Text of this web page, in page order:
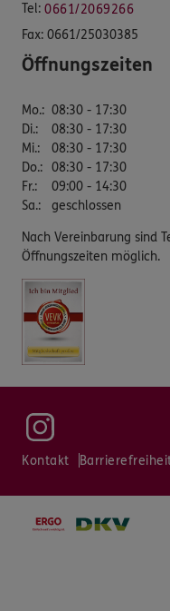
Tel: 0661/2069266
Fax: 0661/25030385
Öffnungszeiten
Mo.: 08:30 - 17:30
Di.:
08:30 - 17:30
Mi.:
08:30 - 17:30
Do.: 08:30 - 17:30
Fr.:
09:00 - 14:30
Sa.: geschlossen
Nach Vereinbarung sind
Öffnungszeiten möglich.
Kontakt